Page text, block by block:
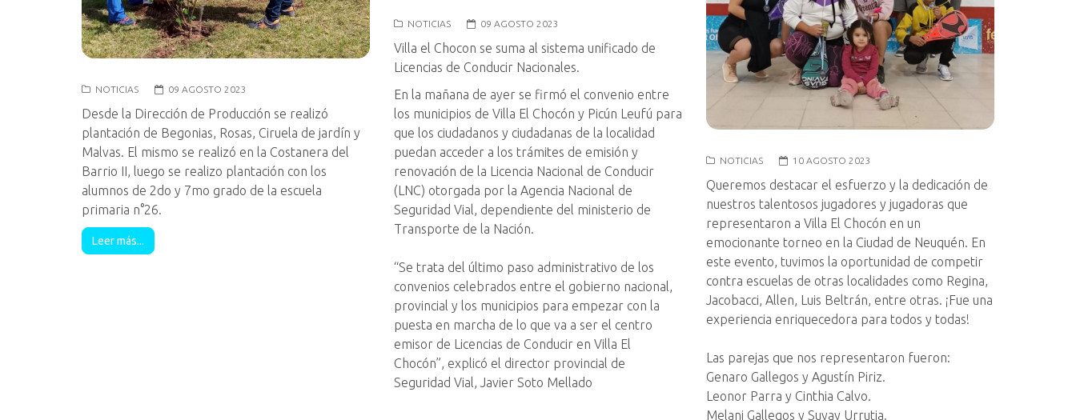
NOTICIAS 09 AGOSTO 2023
Desde la Dirección de Producción se realizó
plantación de Begonias, Rosas, Ciruela de jardín y
Malvas. El mismo se realizó en la Costanera del
Barrio II, luego se realizo plantación con los
alumnos de 2do y 7mo grado de la escuela
primaria n°26.
Leer más...
NOTICIAS 09 AGOSTO 2023
Villa el Chocon se suma al sistema unificado de
Licencias de Conducir Nacionales.
En la mañana de ayer se firmó el convenio entre
los municipios de Villa El Chocón y Picún Leufú para
que los ciudadanos y ciudadanas de la localidad
puedan acceder a los trámites de emisión y
renovación de la Licencia Nacional de Conducir
(LNC) otorgada por la Agencia Nacional de
Seguridad Vial, dependiente del ministerio de
Transporte de la Nación.
“Se trata del último paso administrativo de los
convenios celebrados entre el gobierno nacional,
provincial y los municipios para empezar con la
puesta en marcha de lo que va a ser el centro
emisor de Licencias de Conducir en Villa El
Chocón”, explicó el director provincial de
Seguridad Vial, Javier Soto Mellado
NOTICIAS 10 AGOSTO 2023
Queremos destacar el esfuerzo y la dedicación de
nuestros talentosos jugadores y jugadoras que
representaron a Villa El Chocón en un
emocionante torneo en la Ciudad de Neuquén. En
este evento, tuvimos la oportunidad de competir
contra escuelas de otras localidades como Regina,
Jacobacci, Allen, Luis Beltrán, entre otras. ¡Fue una
experiencia enriquecedora para todos y todas!
Las parejas que nos representaron fueron:
Genaro Gallegos y Agustín Piriz.
Leonor Parra y Cinthia Calvo.
Melani Gallegos y Suyay Urrutia.